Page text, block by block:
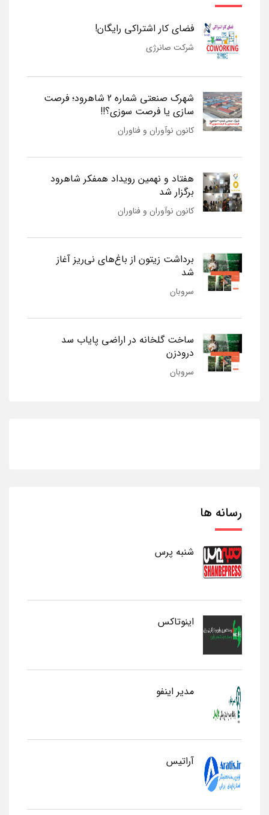
فضای کار اشتراکی رایگان!
شرکت صانرژی
شهرک صنعتی شماره 2 شاهرود؛ فرصت
سازی یا فرصت سوزی؟!!
کانون نوآوران و فناوران
هفتاد و نهمین رویداد همفکر شاهرود
برگزار شد
کانون نوآوران و فناوران
برداشت زیتون از باغ‌های نی‌ریز آغاز
شد
سروبان
ساخت گلخانه در اراضی پایاب سد
درودزن
سروبان
رسانه ها
شنبه پرس
اینوتاکس
مدیر اینفو
آراتیس